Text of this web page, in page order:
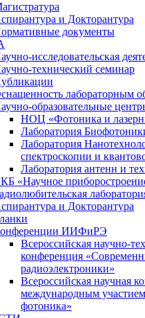
и Докторантура
документы
исследовательская
технический семинар
лабораторным
образовательные
НОЦ «Фотоника и
Лаборатория
Лаборатория
спектроскопии и
Лаборатория антенн и
«Научное
и Докторантура
ИИФиРЭ
Всероссийская научно-
конференция
радиоэлектроники»
Всероссийская научная
международным
фотоника»